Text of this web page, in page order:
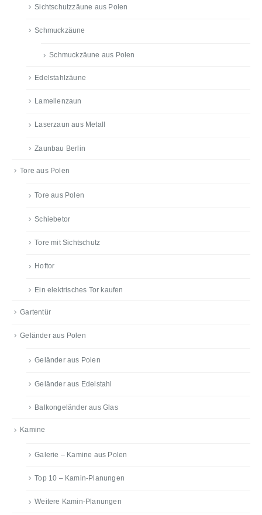
Sichtschutzzäune aus Polen
Schmuckzäune
Schmuckzäune aus Polen
Edelstahlzäune
Lamellenzaun
Laserzaun aus Metall
Zaunbau Berlin
Tore aus Polen
Tore aus Polen
Schiebetor
Tore mit Sichtschutz
Hoftor
Ein elektrisches Tor kaufen
Gartentür
Geländer aus Polen
Geländer aus Polen
Geländer aus Edelstahl
Balkongeländer aus Glas
Kamine
Galerie – Kamine aus Polen
Top 10 – Kamin-Planungen
Weitere Kamin-Planungen